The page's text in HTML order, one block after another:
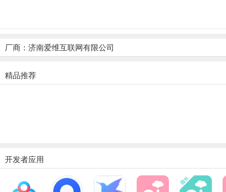
【公告通知】
用手机进行信息管理更便捷省心。
2、教师互动：发布信息和图片和教师及时聊天。
3、今日食谱：家长可以查询到学校为宝宝精心准备的营养膳食食谱 。
厂商：济南爱维互联网有限公司
精品推荐
开发者应用